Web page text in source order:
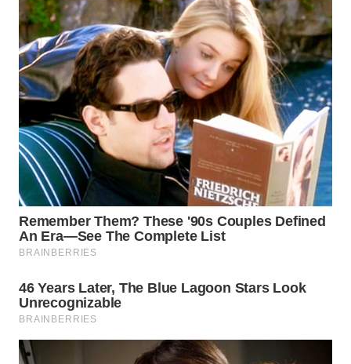
SELATAN
WN
TANJUNG
LESUNG
WN
KARO
WN
SIMALUNGUN
WN
WN
TAPANULI
TENGAH